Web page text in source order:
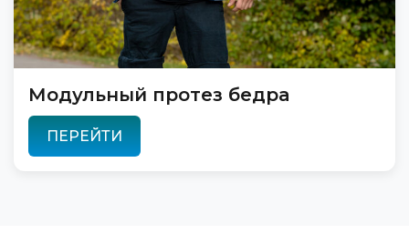
Модульный протез бедра
ПЕРЕЙТИ